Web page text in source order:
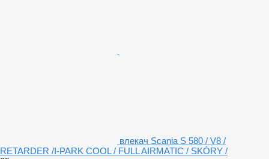
влекач Scania S 580 / V8 /
RETARDER /I-PARK COOL / FULL AIRMATIC / SKÓRY /